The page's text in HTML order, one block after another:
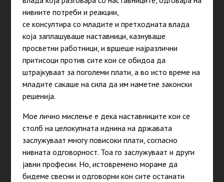
нивните потреби и реакции,
се консултира со младите и претходната влада
која заплашуваше наставници, казнуваше
просветни работници, и вршеше најразлични
притисоци против сите кои се обидоа да
штрајкуваат за поголеми плати, а во исто време на
младите сакаше на сила да им наметне законски
решенија.
Мое лично мислење е дека наставниците кои се
столб на целокупната иднина на државата
заслужуваат многу повисоки плати, согласно
нивната одговорност. Тоа го заслужуваат и други
јавни професии. Но, истовремено мораме да
бидеме свесни и одговорни кон сите останати